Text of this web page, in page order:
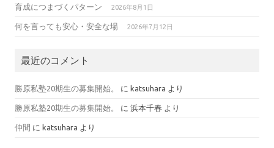
育成につまづくパターン 2026年8月1日
何を言っても安心・安全な場 2026年7月12日
最近のコメント
勝原私塾20期生の募集開始。 に katsuhara より
勝原私塾20期生の募集開始。 に 浜本千春 より
仲間 に katsuhara より